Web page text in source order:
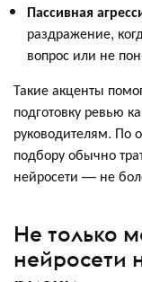
Пассивная
раздражение,
вопрос или не
Такие акценты
подготовку ревью
руководителям. По
подбору обычно
нейросети — не
Не только
нейросети